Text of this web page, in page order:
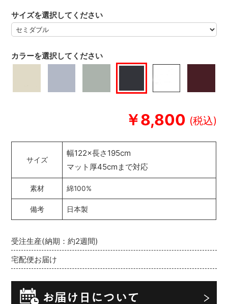
￥8,800
受注生産(納期：約2週間)
宅配便お届け
カラーを選択してください
サイズを選択してください
サイズ
幅122×長さ195cm
マット厚45cmまで対応
素材 綿100%
備考 日本製